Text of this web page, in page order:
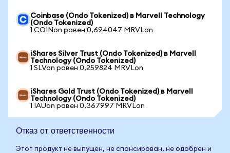
Coinbase (Ondo Tokenized) в Marvell Technology
(Ondo Tokenized)
1 COINon равен 0,694047 MRVLon
iShares Silver Trust (Ondo Tokenized) в Marvell
Technology (Ondo Tokenized)
1 SLVon равен 0,259824 MRVLon
iShares Gold Trust (Ondo Tokenized) в Marvell
Technology (Ondo Tokenized)
1 IAUon равен 0,367997 MRVLon
Отказ от ответственности
Этот продукт не выпущен, не спонсирован, не одобрен и